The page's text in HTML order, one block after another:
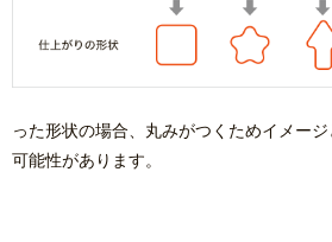
った形状の場合、丸みがつくためイメー
可能性があります。